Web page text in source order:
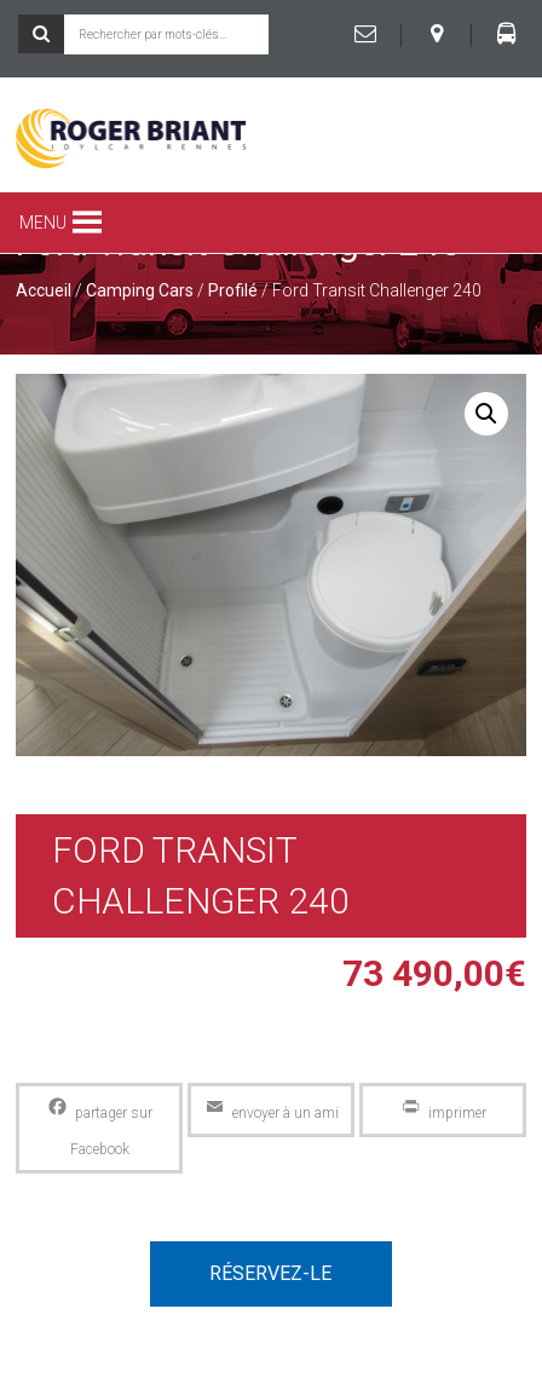
|
|
ROGER
BRIANT
SPÉCIALISTE
CAMPING-
CAR
LA
CARAVANE
RENNES
MENU
Ford Transit Challenger 240
Accueil/Camping Cars / Profilé/ Ford Transit Challenger 240
FORD TRANSIT
CHALLENGER 240
73 490,00€
Facebook Email PrintFriendly
RÉSERVEZ-LE